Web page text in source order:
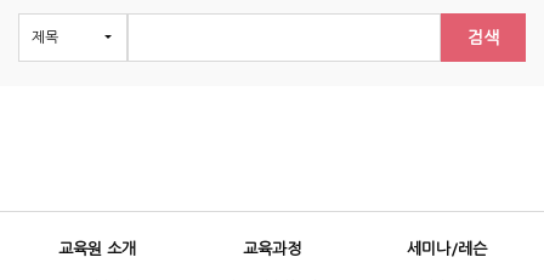
검색
교육원 소개 교육과정 세미나/레슨